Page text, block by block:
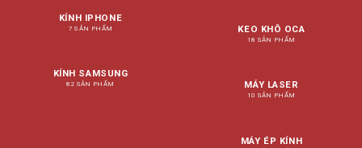
KÍNH IPHONE
7 SẢN PHẨM
KÍNH SAMSUNG
82 SẢN PHẨM
KEO KHÔ OCA
18 SẢN PHẨM
MÁY LASER
10 SẢN PHẨM
MÁY ÉP KÍNH